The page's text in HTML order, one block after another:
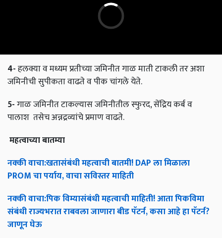
4-हलक्या व मध्यम प्रतीच्या जमिनीत गाळ माती टाकली तर अशा
जमिनीची सुपीकता वाढते व पीक चांगले येते.
5-गाळ जमिनीत टाकल्यास जमिनीतील स्फुरद, सेंद्रिय कर्ब व
पालाश तसेच अन्नद्रव्यांचे प्रमाण वाढते.
महत्वाच्याबातम्या
नक्कीवाचा:खतासंबंधीमहत्वाचीबातमी! DAPलामिळाला
PROMचापर्याय,वाचासविस्तरमाहिती
नक्कीवाचा:पिकविम्यासंबंधीमहत्वाचीमाहिती!आतापिकविमा
संबंधीराज्यभरातराबवलाजाणाराबीडपॅटर्न,कसाआहेहापॅटर्न?
जाणूनघेऊ